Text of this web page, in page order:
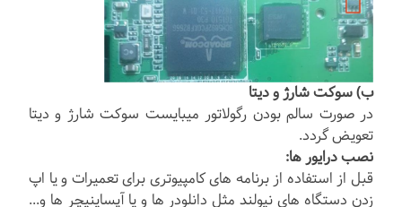
ب) سوکت شارژ و دیتا
در صورت سالم بودن رگولاتور میبایست سوکت شارژ و دیتا
تعویض گردد.
نصب درایور ها:
قبل از استفاده از برنامه های کامپیوتری برای تعمیرات و یا اپ
زدن دستگاه های نیولند مثل دانلودر ها و یا آپساینیچر ها و...